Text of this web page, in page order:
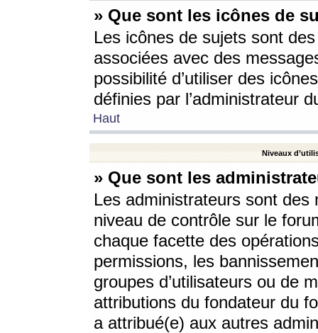
» Que sont les icônes de
Les icônes de sujets sont
associées avec des
possibilité d’utiliser des
définies par l’administrateur
Haut
Niveaux
» Que sont les
Les administrateurs sont
niveau de contrôle sur le
chaque facette des
permissions, les
groupes d’utilisateurs ou de
attributions du fondateur du
a attribué(e) aux autres